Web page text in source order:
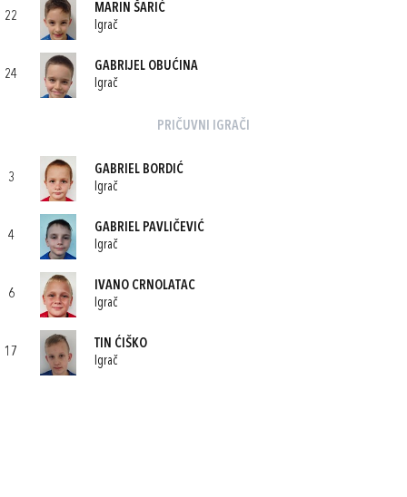
22
MARIN ŠARIĆ
Igrač
24
GABRIJEL OBUĆINA
Igrač
PRIČUVNI IGRAČI
3
GABRIEL BORDIĆ
Igrač
4
GABRIEL PAVLIČEVIĆ
Igrač
6
IVANO CRNOLATAC
Igrač
17
TIN ĆIŠKO
Igrač